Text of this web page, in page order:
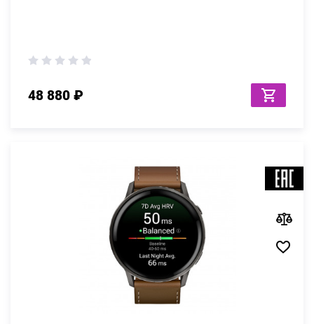
48 880 ₽